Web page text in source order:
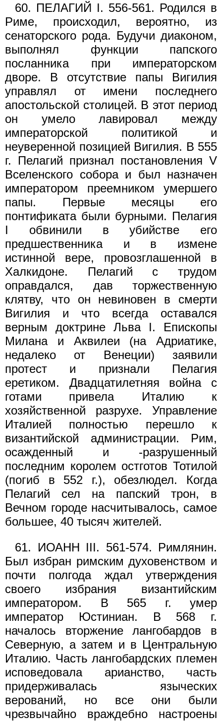
60. ПЕЛАГИЙ I. 556-561. Родился в
Риме, происходил, вероятно, из
сенаторского рода. Будучи диаконом,
выполнял функции папского
посланника при императорском
дворе. В отсутствие папы Вигилия
управлял от имени последнего
апостольской столицей. В этот период
он умело лавировал между
императорской политикой и
неуверенной позицией Вигилия. В 555
г. Пелагий признал постановления V
Вселенского собора и был назначен
императором преемником умершего
папы. Первые месяцы его
понтификата были бурными. Пелагия
I обвинили в убийстве его
предшественника и в измене
истинной вере, провозглашенной в
Халкидоне. Пелагий с трудом
оправдался, дав торжественную
клятву, что он невиновен в смерти
Вигилия и что всегда оставался
верным доктрине Льва I. Епископы
Милана и Аквилеи (на Адриатике,
недалеко от Венеции) заявили
протест и признали Пелагия
еретиком. Двадцатилетняя война с
готами привела Италию к
хозяйственной разрухе. Управление
Италией полностью перешло к
византийской администрации. Рим,
осажденный и -разрушенный
последним королем остготов Тотилой
(погиб в 552 г.), обезлюдел. Когда
Пелагий сел на папский трон, в
Вечном городе насчитывалось, самое
большее, 40 тысяч жителей.
61. ИОАНН III. 561-574. Римлянин.
Был избран римским духовенством и
почти полгода ждал утверждения
своего избрания византийским
императором. В 565 г. умер
император Юстиниан. В 568 г.
началось вторжение лангобардов в
Северную, а затем и в Центральную
Италию. Часть лангобардских племен
исповедовала арианство, часть
придерживалась языческих
верований, но все они были
чрезвычайно враждебно настроены